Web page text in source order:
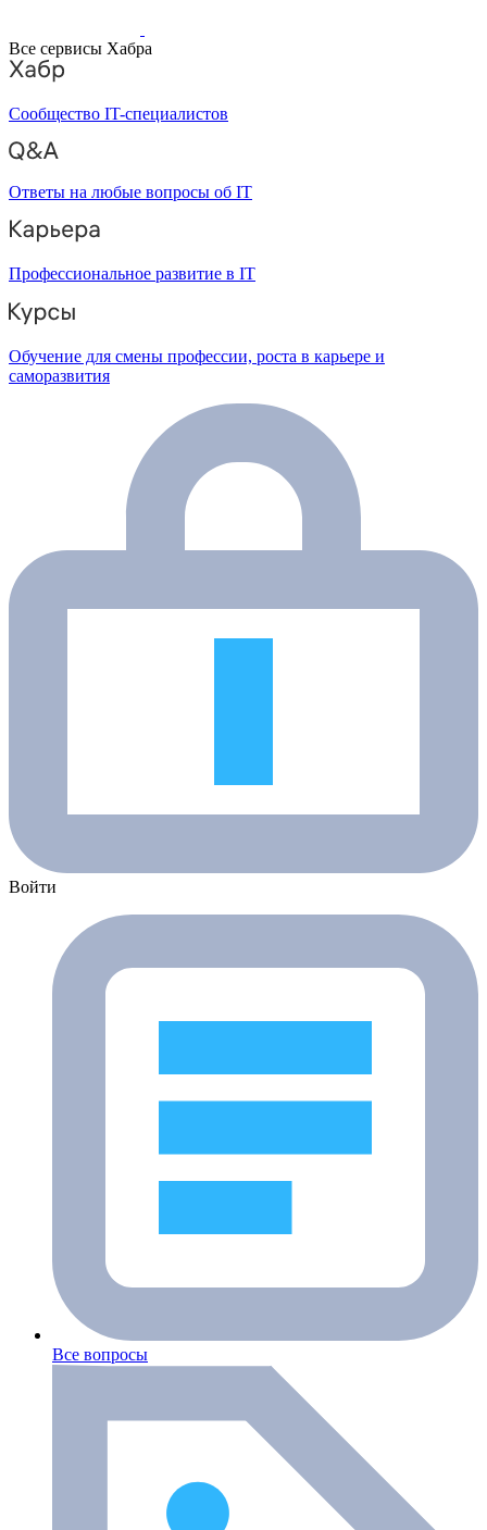
Все сервисы Хабра
Сообщество IT-специалистов
Ответы на любые вопросы об IT
Профессиональное развитие в IT
Обучение для смены профессии, роста в карьере и
саморазвития
Войти
Все вопросы